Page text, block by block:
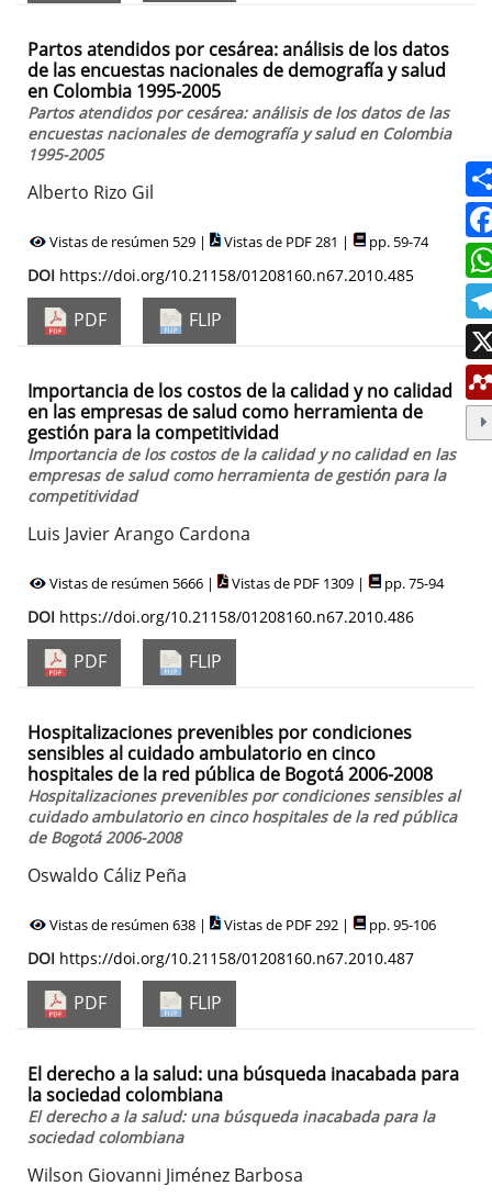
Partos atendidos por cesárea: análisis de los datos
de las encuestas nacionales de demografía y salud
en Colombia 1995-2005
Partos atendidos por cesárea: análisis de los datos de las
encuestas nacionales de demografía y salud en Colombia
1995-2005
Alberto Rizo Gil
Vistas de resúmen 529 | Vistas de PDF 281 | pp. 59-74
DOI https://doi.org/10.21158/01208160.n67.2010.485
PDF FLIP
Importancia de los costos de la calidad y no calidad
en las empresas de salud como herramienta de
gestión para la competitividad
Importancia de los costos de la calidad y no calidad en las
empresas de salud como herramienta de gestión para la
competitividad
Luis Javier Arango Cardona
Vistas de resúmen 5666 | Vistas de PDF 1309 | pp. 75-94
DOI https://doi.org/10.21158/01208160.n67.2010.486
PDF FLIP
Hospitalizaciones prevenibles por condiciones
sensibles al cuidado ambulatorio en cinco
hospitales de la red pública de Bogotá 2006-2008
Hospitalizaciones prevenibles por condiciones sensibles al
cuidado ambulatorio en cinco hospitales de la red pública
de Bogotá 2006-2008
Oswaldo Cáliz Peña
Vistas de resúmen 638 | Vistas de PDF 292 | pp. 95-106
DOI https://doi.org/10.21158/01208160.n67.2010.487
PDF FLIP
El derecho a la salud: una búsqueda inacabada para
la sociedad colombiana
El derecho a la salud: una búsqueda inacabada para la
sociedad colombiana
Wilson Giovanni Jiménez Barbosa